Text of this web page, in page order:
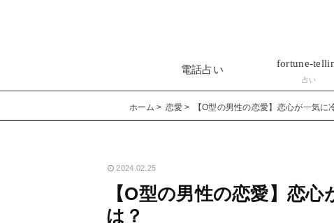
電話占い
fortune-
占い
ホーム 恋愛 【O型の男性の恋愛】恋心が一気に
2024.02.25
【O型の男性の恋愛】恋
は？